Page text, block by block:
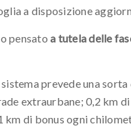
a disposizione
pensato a tutela delle
prevede una sorta
extraurbane; 0,2 km
km di bonus ogni